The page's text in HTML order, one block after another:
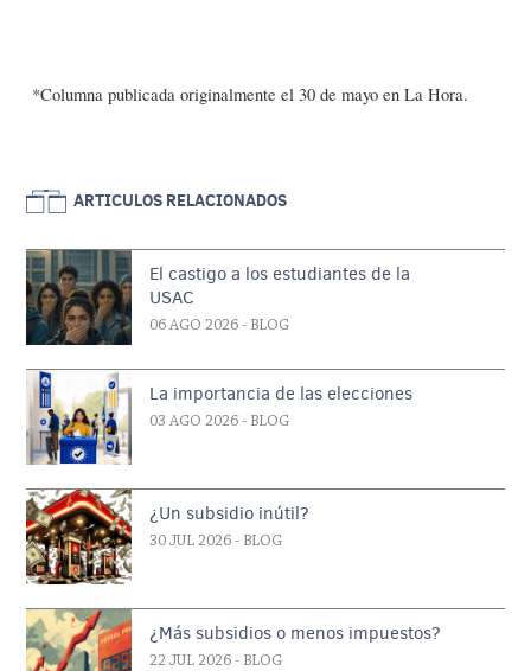
*Columna publicada originalmente el 30 de mayo en La Hora.
ARTICULOS RELACIONADOS
El castigo a los estudiantes de la
USAC
06 AGO 2026 - BLOG
La importancia de las elecciones
03 AGO 2026 - BLOG
¿Un subsidio inútil?
30 JUL 2026 - BLOG
¿Más subsidios o menos impuestos?
22 JUL 2026 - BLOG